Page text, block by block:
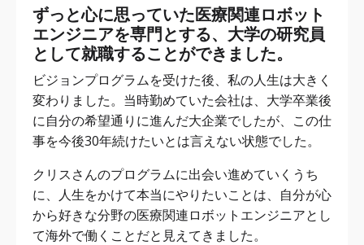
ずっと心に思っていた医療関連ロボット
エンジニアを専門とする、大学の研究員
として就職することができました。
ビジョンプログラムを受けた後、私の人生は大きく
変わりました。当時勤めていた会社は、大学卒業後
に自分の希望通りに進んだ大企業でしたが、この仕
事を今後30年続けたいとは言えない状態でした。
クリスさんのプログラムに出会い進めていくうち
に、人生をかけて本当にやりたいことは、自分が心
から好きな分野の医療関連ロボットエンジニアとし
て海外で働くことだと見えてきました。